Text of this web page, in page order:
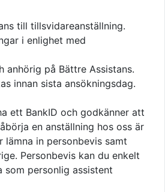
till tillsvidareanställning.
i enlighet med
anhörig på Bättre Assistans.
innan sista ansökningsdag.
ett BankID och godkänner att
en anställning hos oss är
in personbevis samt
Personbevis kan du enkelt
som personlig assistent